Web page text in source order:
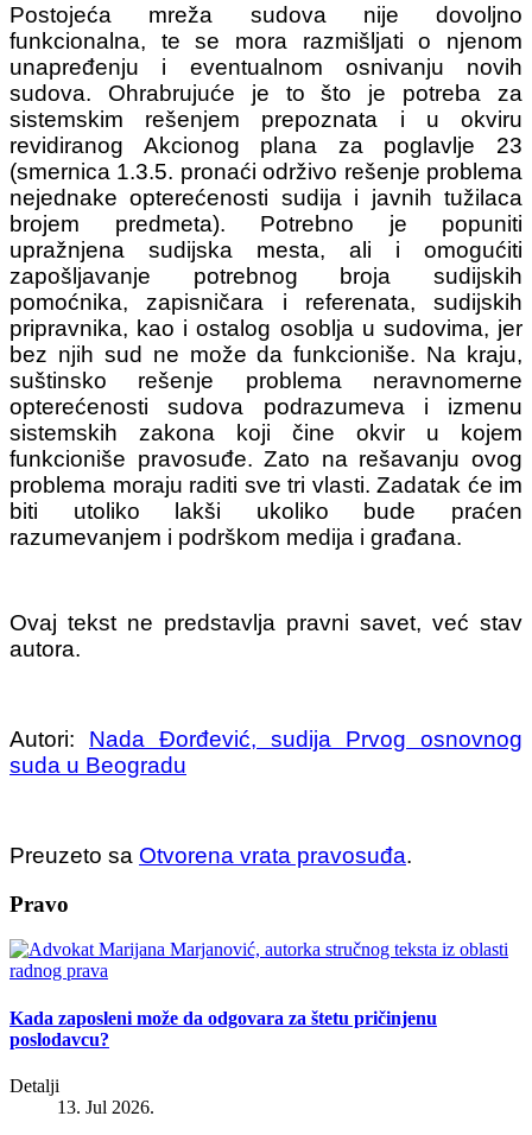
Postojeća mreža sudova nije dovoljno
funkcionalna, te se mora razmišljati o njenom
unapređenju i eventualnom osnivanju novih
sudova. Ohrabrujuće je to što je potreba za
sistemskim rešenjem prepoznata i u okviru
revidiranog Akcionog plana za poglavlje 23
(smernica 1.3.5. pronaći održivo rešenje problema
nejednake opterećenosti sudija i javnih tužilaca
brojem predmeta). Potrebno je popuniti
upražnjena sudijska mesta, ali i omogućiti
zapošljavanje potrebnog broja sudijskih
pomoćnika, zapisničara i referenata, sudijskih
pripravnika, kao i ostalog osoblja u sudovima, jer
bez njih sud ne može da funkcioniše. Na kraju,
suštinsko rešenje problema neravnomerne
opterećenosti sudova podrazumeva i izmenu
sistemskih zakona koji čine okvir u kojem
funkcioniše pravosuđe. Zato na rešavanju ovog
problema moraju raditi sve tri vlasti. Zadatak će im
biti utoliko lakši ukoliko bude praćen
razumevanjem i podrškom medija i građana.
Ovaj tekst ne predstavlja pravni savet, već stav
autora.
Autori: Nada Đorđević, sudija Prvog osnovnog
suda u Beogradu
Preuzeto sa Otvorena vrata pravosuđa.
Pravo
Kada zaposleni može da odgovara za štetu pričinjenu
poslodavcu?
Detalji
13. Jul 2026.